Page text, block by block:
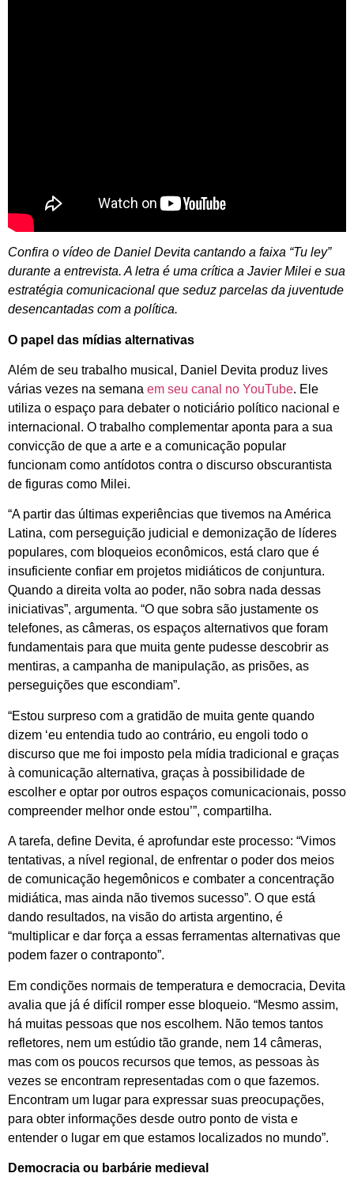
Confira o vídeo de Daniel Devita cantando a faixa “Tu ley”
durante a entrevista. A letra é uma crítica a Javier Milei e sua
estratégia comunicacional que seduz parcelas da juventude
desencantadas com a política.
O papel das mídias alternativas
Além de seu trabalho musical, Daniel Devita produz lives
várias vezes na semana em seu canal no YouTube. Ele
utiliza o espaço para debater o noticiário político nacional e
internacional. O trabalho complementar aponta para a sua
convicção de que a arte e a comunicação popular
funcionam como antídotos contra o discurso obscurantista
de figuras como Milei.
“A partir das últimas experiências que tivemos na América
Latina, com perseguição judicial e demonização de líderes
populares, com bloqueios econômicos, está claro que é
insuficiente confiar em projetos midiáticos de conjuntura.
Quando a direita volta ao poder, não sobra nada dessas
iniciativas”, argumenta. “O que sobra são justamente os
telefones, as câmeras, os espaços alternativos que foram
fundamentais para que muita gente pudesse descobrir as
mentiras, a campanha de manipulação, as prisões, as
perseguições que escondiam”.
“Estou surpreso com a gratidão de muita gente quando
dizem ‘eu entendia tudo ao contrário, eu engoli todo o
discurso que me foi imposto pela mídia tradicional e graças
à comunicação alternativa, graças à possibilidade de
escolher e optar por outros espaços comunicacionais, posso
compreender melhor onde estou’”, compartilha.
A tarefa, define Devita, é aprofundar este processo: “Vimos
tentativas, a nível regional, de enfrentar o poder dos meios
de comunicação hegemônicos e combater a concentração
midiática, mas ainda não tivemos sucesso”. O que está
dando resultados, na visão do artista argentino, é
“multiplicar e dar força a essas ferramentas alternativas que
podem fazer o contraponto”.
Em condições normais de temperatura e democracia, Devita
avalia que já é difícil romper esse bloqueio. “Mesmo assim,
há muitas pessoas que nos escolhem. Não temos tantos
refletores, nem um estúdio tão grande, nem 14 câmeras,
mas com os poucos recursos que temos, as pessoas às
vezes se encontram representadas com o que fazemos.
Encontram um lugar para expressar suas preocupações,
para obter informações desde outro ponto de vista e
entender o lugar em que estamos localizados no mundo”.
Democracia ou barbárie medieval